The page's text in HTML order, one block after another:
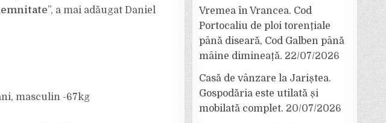
”, a mai adăugat Daniel
masculin -67kg
Vremea în Vrancea. Cod
Portocaliu de ploi torențiale
până diseară, Cod Galben până
mâine dimineață. 22/07/2026
Casă de vânzare la Jariștea.
Gospodăria este utilată și
mobilată complet. 20/07/2026